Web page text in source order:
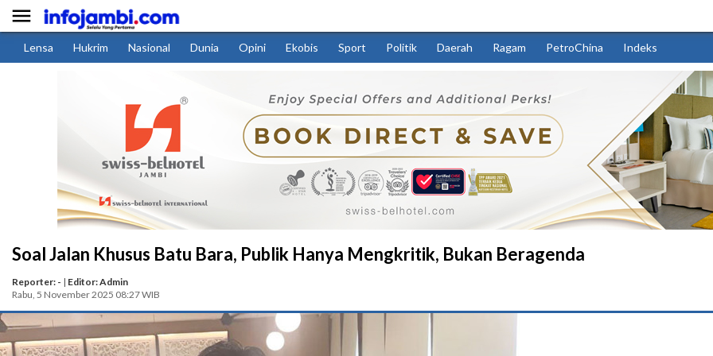

Lensa Hukrim Nasional Dunia Opini Ekobis Sport Politik Daerah Ragam PetroChina Indeks
Soal Jalan Khusus Batu Bara, Publik Hanya Mengkritik, Bukan Beragenda
Reporter: - | Editor: Admin
Rabu, 5 November 2025 08:27 WIB